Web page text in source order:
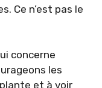
Ce n’est pas le
concerne
les
et à voir